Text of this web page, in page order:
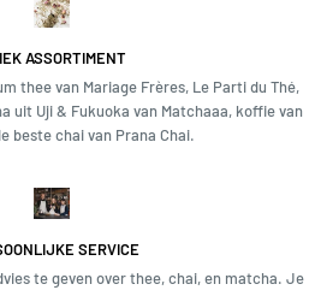
ASSORTIMENT
thee van Mariage Frères, Le Parti du Thé,
uit Uji & Fukuoka van Matchaaa, koffie van
beste chai van Prana Chai.
SERVICE
te geven over thee, chai, en matcha. Je